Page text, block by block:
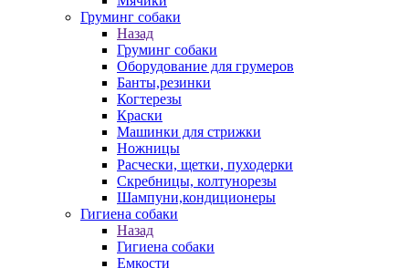
Груминг собаки
Назад
Груминг собаки
Оборудование для грумеров
Банты,резинки
Когтерезы
Краски
Машинки для стрижки
Ножницы
Расчески, щетки, пуходерки
Скребницы, колтунорезы
Шампуни,кондиционеры
Гигиена собаки
Назад
Гигиена собаки
Емкости